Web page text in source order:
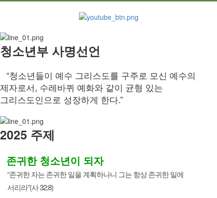
청소년부 사명선언
“청소년들이 예수 그리스도를 구주로 모신 예수의
제자로서, 수레바퀴 예화와 같이 균형 있는
그리스도인으로 성장하게 한다.”
2025 주제
존귀한 청소년이 되자
“존귀한 자는 존귀한 일을 계획하나니 그는 항상 존귀한 일에
서리라”(사 32:8)